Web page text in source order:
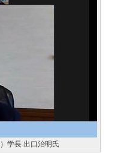
学長 出口治明氏